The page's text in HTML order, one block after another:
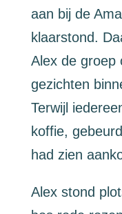
aan bij de
klaarstond.
Alex de groep
gezichten
Terwijl
koffie,
had zien
Alex stond